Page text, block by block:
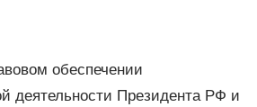
обеспечении
деятельности Президента РФ и